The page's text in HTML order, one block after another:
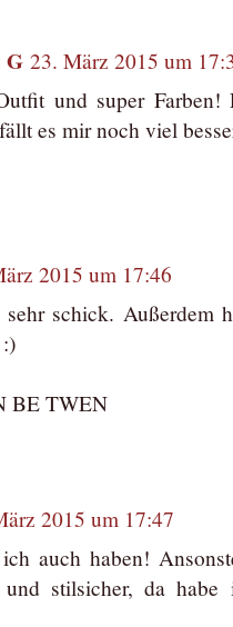
G 23. März 2015 um
und super Farben!
es mir noch viel
2015 um 17:46
schick. Außerdem
BE TWEN
2015 um 17:47
auch haben!
und stilsicher, da